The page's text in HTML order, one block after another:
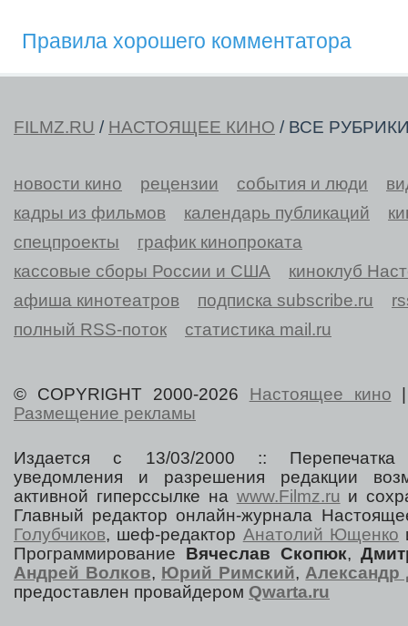
Правила хорошего комментатора
FILMZ.RU / НАСТОЯЩЕЕ КИНО / ВСЕ
новости кино рецензии события и люди
кадры из фильмов
календарь публикаций
спецпроекты
график кинопроката
кассовые сборы России и США
киноклуб
афиша кинотеатров
подписка subscribe.ru
полный RSS-поток
статистика mail.ru
© COPYRIGHT 2000-2026 Настоящее кино
Размещение рекламы
Издается с 13/03/2000 :: Перепечатка
уведомления и разрешения редакции
активной гиперссылке на www.Filmz.ru и
Главный редактор онлайн-журнала
Голубчиков, шеф-редактор Анатолий Ющенко
Программирование Вячеслав Скопюк,
Андрей Волков, Юрий Римский, Александр
предоставлен провайдером Qwarta.ru